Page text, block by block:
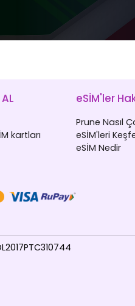
kartları
eSİM'ler
Prune Nasıl
eSİM'leri
eSİM Nedir